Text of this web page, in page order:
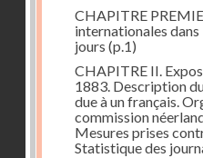
CHAPITRE
internationales
jours (p.1)
CHAPITRE II.
1883. Description
due à un français.
commission
Mesures prises
Statistique des